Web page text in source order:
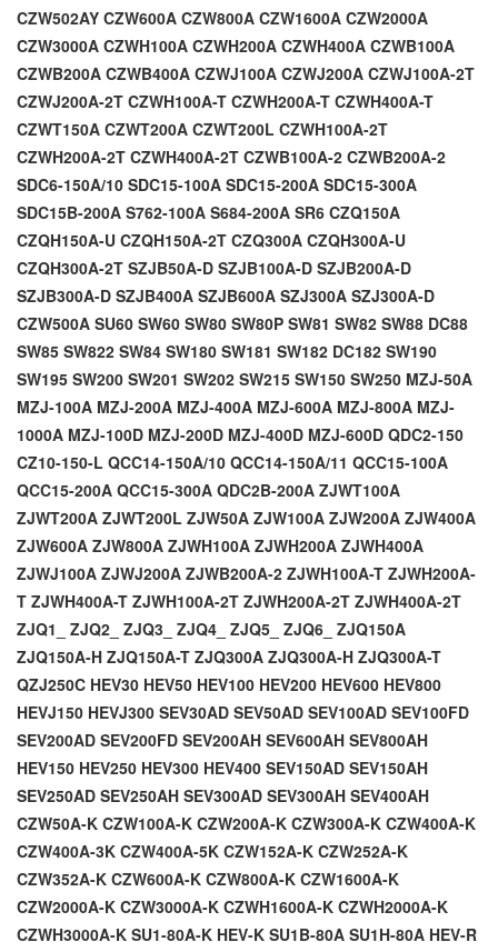
CZW502AY CZW600A CZW800A CZW1600A CZW2000A
CZW3000A CZWH100A CZWH200A CZWH400A CZWB100A
CZWB200A CZWB400A CZWJ100A CZWJ200A CZWJ100A-2T
CZWJ200A-2T CZWH100A-T CZWH200A-T CZWH400A-T
CZWT150A CZWT200A CZWT200L CZWH100A-2T
CZWH200A-2T CZWH400A-2T CZWB100A-2 CZWB200A-2
SDC6-150A/10 SDC15-100A SDC15-200A SDC15-300A
SDC15B-200A S762-100A S684-200A SR6 CZQ150A
CZQH150A-U CZQH150A-2T CZQ300A CZQH300A-U
CZQH300A-2T SZJB50A-D SZJB100A-D SZJB200A-D
SZJB300A-D SZJB400A SZJB600A SZJ300A SZJ300A-D
CZW500A SU60 SW60 SW80 SW80P SW81 SW82 SW88 DC88
SW85 SW822 SW84 SW180 SW181 SW182 DC182 SW190
SW195 SW200 SW201 SW202 SW215 SW150 SW250 MZJ-50A
MZJ-100A MZJ-200A MZJ-400A MZJ-600A MZJ-800A MZJ-
1000A MZJ-100D MZJ-200D MZJ-400D MZJ-600D QDC2-150
CZ10-150-L QCC14-150A/10 QCC14-150A/11 QCC15-100A
QCC15-200A QCC15-300A QDC2B-200A ZJWT100A
ZJWT200A ZJWT200L ZJW50A ZJW100A ZJW200A ZJW400A
ZJW600A ZJW800A ZJWH100A ZJWH200A ZJWH400A
ZJWJ100A ZJWJ200A ZJWB200A-2 ZJWH100A-T ZJWH200A-
T ZJWH400A-T ZJWH100A-2T ZJWH200A-2T ZJWH400A-2T
ZJQ1_ ZJQ2_ ZJQ3_ ZJQ4_ ZJQ5_ ZJQ6_ ZJQ150A
ZJQ150A-H ZJQ150A-T ZJQ300A ZJQ300A-H ZJQ300A-T
QZJ250C HEV30 HEV50 HEV100 HEV200 HEV600 HEV800
HEVJ150 HEVJ300 SEV30AD SEV50AD SEV100AD SEV100FD
SEV200AD SEV200FD SEV200AH SEV600AH SEV800AH
HEV150 HEV250 HEV300 HEV400 SEV150AD SEV150AH
SEV250AD SEV250AH SEV300AD SEV300AH SEV400AH
CZW50A-K CZW100A-K CZW200A-K CZW300A-K CZW400A-K
CZW400A-3K CZW400A-5K CZW152A-K CZW252A-K
CZW352A-K CZW600A-K CZW800A-K CZW1600A-K
CZW2000A-K CZW3000A-K CZWH1600A-K CZWH2000A-K
CZWH3000A-K SU1-80A-K HEV-K SU1B-80A SU1H-80A HEV-R